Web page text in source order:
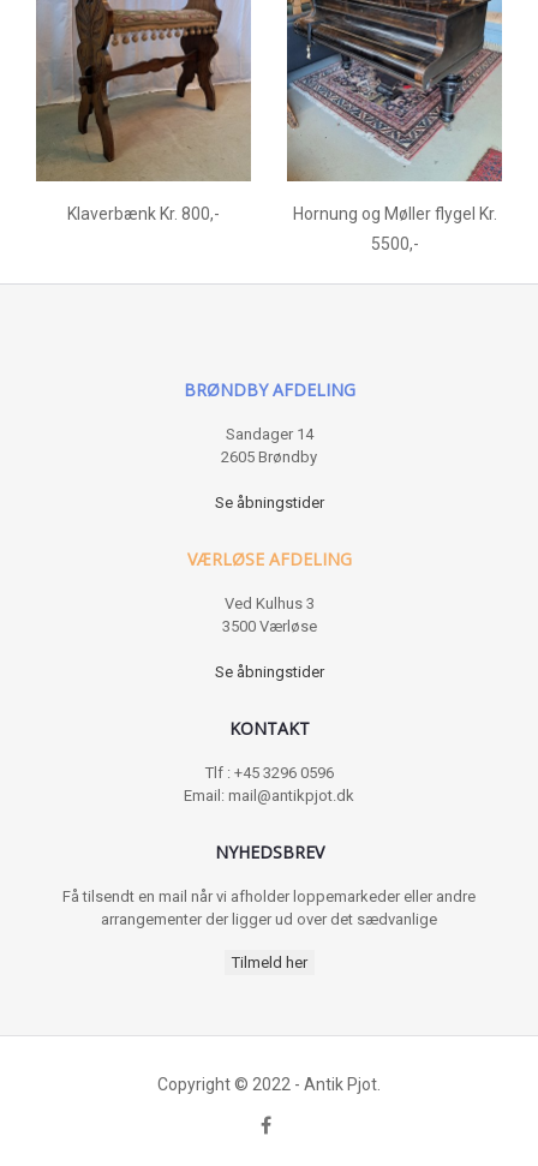
Klaverbænk Kr. 800,-
Hornung og Møller flygel Kr.
5500,-
BRØNDBY AFDELING
Sandager 14
2605 Brøndby
Se åbningstider
VÆRLØSE AFDELING
Ved Kulhus 3
3500 Værløse
Se åbningstider
KONTAKT
Tlf : +45 3296 0596
Email: mail@antikpjot.dk
NYHEDSBREV
Få tilsendt en mail når vi afholder loppemarkeder eller andre
arrangementer der ligger ud over det sædvanlige
Tilmeld her
Copyright © 2022 - Antik Pjot.